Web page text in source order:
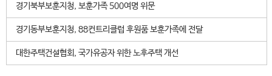
경기북부보훈지청, 보훈가족 500여명 위문
경기동부보훈지청, 88컨트리클럽 후원품 보훈가족에 전달
대한주택건설협회, 국가유공자 위한 노후주택 개선